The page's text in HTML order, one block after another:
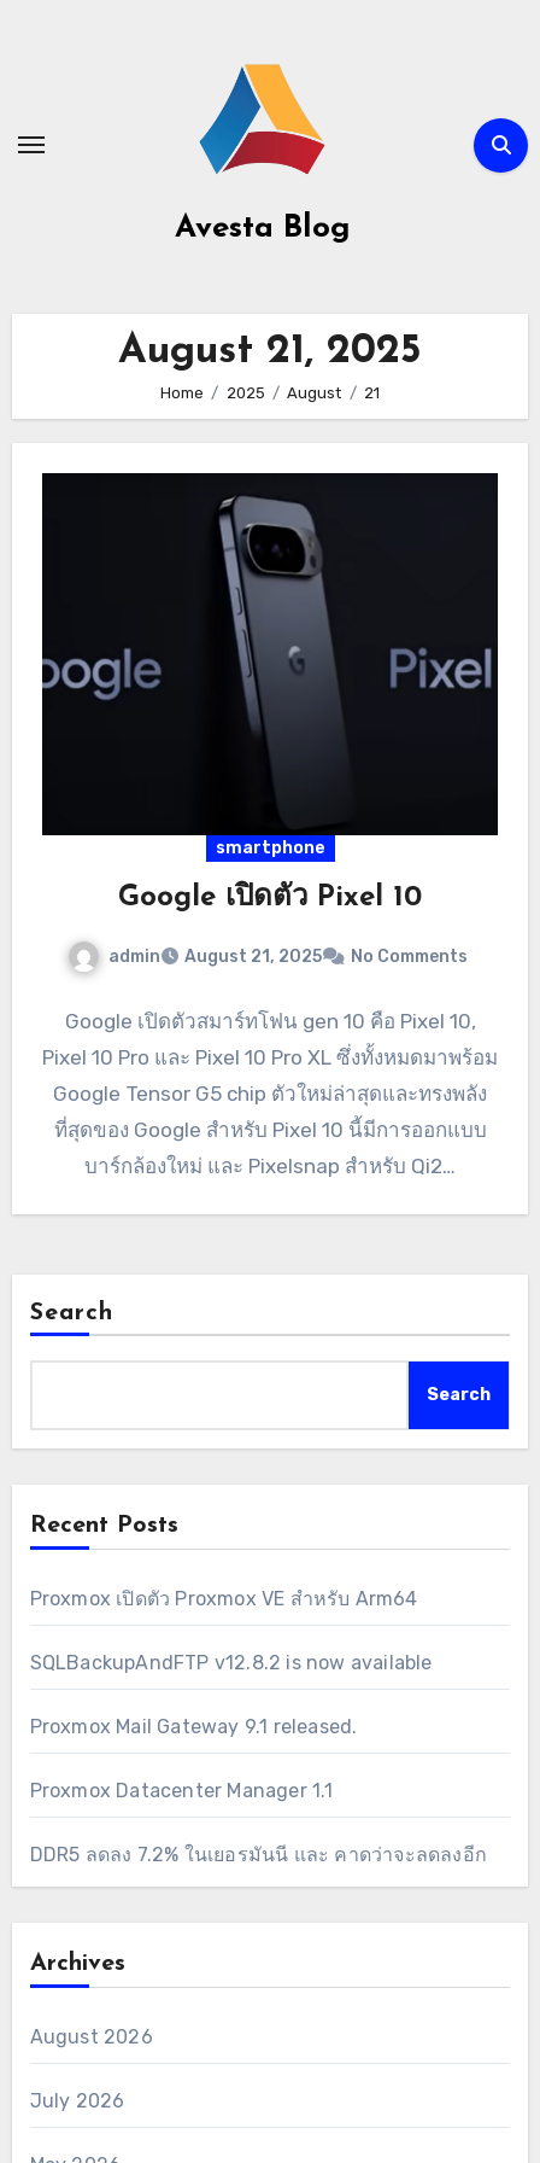
Avesta Blog
August 21, 2025
Home 2025 August 21
smartphone
Google เปิดตัว Pixel 10
admin August 21, 2025 No Comments
Google เปิดตัวสมาร์ทโฟน gen 10 คือ Pixel 10,
Pixel 10 Pro และ Pixel 10 Pro XL ซึ่งทั้งหมดมาพร้อม
Google Tensor G5 chip ตัวใหม่ล่าสุดและทรงพลัง
ที่สุดของ Google สำหรับ Pixel 10 นี้มีการออกแบบ
บาร์กล้องใหม่ และ Pixelsnap สำหรับ Qi2…
Search
Search
Recent Posts
Proxmox เปิดตัว Proxmox VE สำหรับ Arm64
SQLBackupAndFTP v12.8.2 is now available
Proxmox Mail Gateway 9.1 released.
Proxmox Datacenter Manager 1.1
DDR5 ลดลง 7.2% ในเยอรมันนี และ คาดว่าจะลดลงอีก
Archives
August 2026
July 2026